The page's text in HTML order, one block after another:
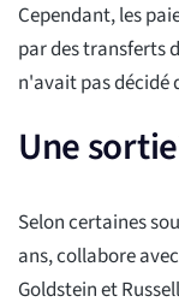
Cependant, les
par des transferts
n'avait pas décidé
Une
Selon certaines
ans, collabore
Goldstein et